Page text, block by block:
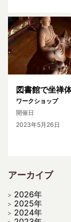
図書館で坐禅
ワークショップ
開催日
2023年5月26日
アーカイブ
2026年
2025年
2024年